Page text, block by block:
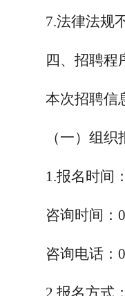
7.法律法规
四、招聘程
本次招聘信
（一）组织
1.报名时间
咨询时间：
咨询电话：
2.报名方式